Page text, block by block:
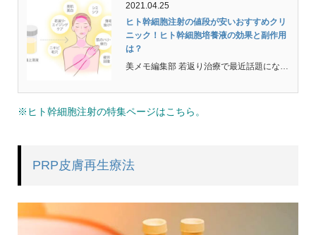
2021.04.25
ヒト幹細胞注射の値段が安いおすすめクリ
ニック！ヒト幹細胞培養液の効果と副作用
は？
美メモ編集部 若返り治療で最近話題になっているのがヒト幹細胞を利用した注射です。ヒト幹細胞培養上清液の注射なら比較的安価です。 ヒト幹細胞注射はヒト由来の幹細胞を培養した上清液を気になる部分に注射することで、顔のシワや小じわの改善、肌のハリや潤いや透明感がアップ...
※ヒト幹細胞注射の特集ページはこちら。
PRP皮膚再生療法